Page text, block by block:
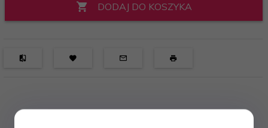
DODAJ DO KOSZYKA